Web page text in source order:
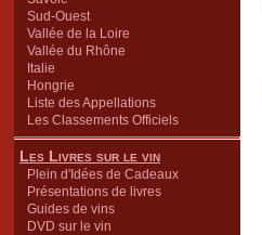
Sud-Ouest
Vallée de la Loire
Vallée du Rhône
Italie
Hongrie
Liste des Appellations
Les Classements Officiels
Les Livres sur le vin
Plein d'Idées de Cadeaux
Présentations de livres
Guides de vins
DVD sur le vin